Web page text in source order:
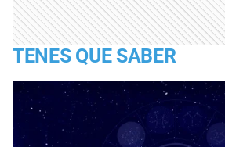
TENES QUE SABER